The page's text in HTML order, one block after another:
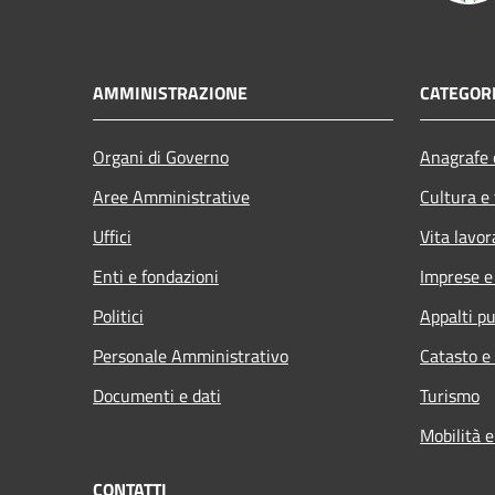
AMMINISTRAZIONE
Organi di Governo
Aree Amministrative
Uffici
Enti e fondazioni
Politici
Personale Amministrativo
Documenti e dati
Cultura
Vita
Imprese
Appalti
Catasto
Turismo
Mobilità
CONTATTI